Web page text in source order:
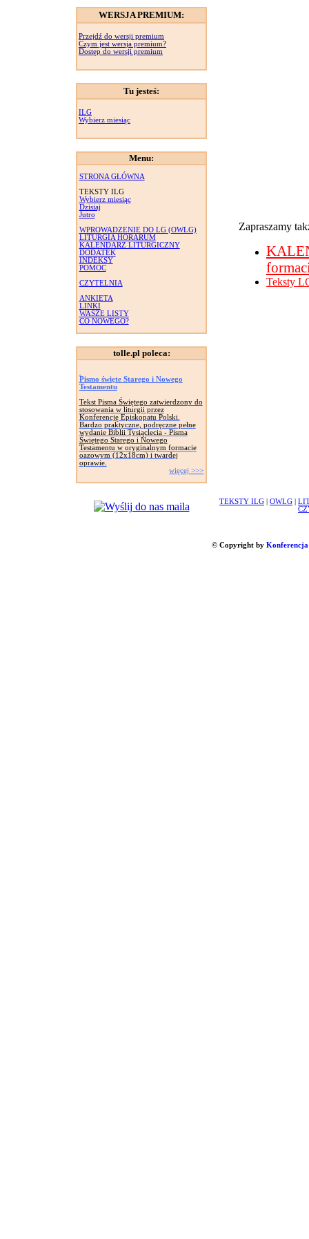
WERSJA PREMIUM:
Przejdź do wersji premium
Czym jest wersja premium?
Dostęp do wersji premium
Tu jesteś:
ILG
Wybierz miesiąc
Menu:
STRONA GŁÓWNA
TEKSTY ILG
Wybierz miesiąc
Dzisiaj
Jutro
WPROWADZENIE DO LG (OWLG)
LITURGIA HORARUM
KALENDARZ LITURGICZNY
DODATEK
INDEKSY
POMOC
CZYTELNIA
ANKIETA
LINKI
WASZE LISTY
CO NOWEGO?
tolle.pl poleca:
Pismo święte Starego i Nowego
Testamentu
Tekst Pisma Świętego zatwierdzony do
stosowania w liturgii przez
Konferencję Episkopatu Polski.
Bardzo praktyczne, podręczne pełne
wydanie Biblii Tysiąclecia - Pisma
Świętego Starego i Nowego
Testamentu w oryginalnym formacie
oazowym (12x18cm) i twardej
oprawie.
więcej >>>
Zapraszamy
Teksty
TEKSTY ILG OWLG
© Copyright by Konferencja